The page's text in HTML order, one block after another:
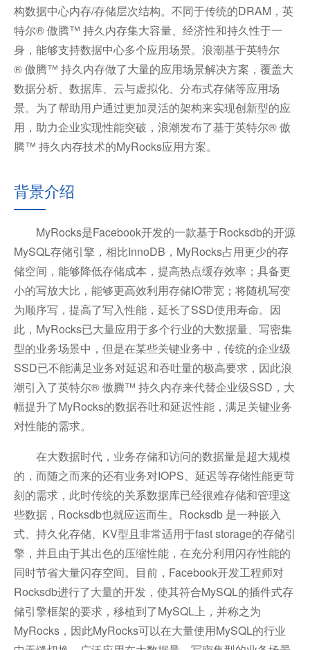
构数据中心内存/存储层次结构。不同于传统的DRAM，英
特尔® 傲腾™ 持久内存集大容量、经济性和持久性于一
身，能够支持数据中心多个应用场景。浪潮基于英特尔
® 傲腾™ 持久内存做了大量的应用场景解决方案，覆盖大
数据分析、数据库、云与虚拟化、分布式存储等应用场
景。为了帮助用户通过更加灵活的架构来实现创新型的应
用，助力企业实现性能突破，浪潮发布了基于英特尔® 傲
腾™ 持久内存技术的MyRocks应用方案。
背景介绍
MyRocks是Facebook开发的一款基于Rocksdb的开源
MySQL存储引擎，相比InnoDB，MyRocks占用更少的存
储空间，能够降低存储成本，提高热点缓存效率；具备更
小的写放大比，能够更高效利用存储IO带宽；将随机写变
为顺序写，提高了写入性能，延长了SSD使用寿命。因
此，MyRocks已大量应用于多个行业的大数据量、写密集
型的业务场景中，但是在某些关键业务中，传统的企业级
SSD已不能满足业务对延迟和吞吐量的极高要求，因此浪
潮引入了英特尔® 傲腾™ 持久内存来代替企业级SSD，大
幅提升了MyRocks的数据吞吐和延迟性能，满足关键业务
对性能的需求。
在大数据时代，业务存储和访问的数据量是超大规模
的，而随之而来的还有业务对IOPS、延迟等存储性能更苛
刻的需求，此时传统的关系数据库已经很难存储和管理这
些数据，Rocksdb也就应运而生。Rocksdb 是一种嵌入
式、持久化存储、KV型且非常适用于fast storage的存储引
擎，并且由于其出色的压缩性能，在充分利用闪存性能的
同时节省大量闪存空间。目前，Facebook开发工程师对
Rocksdb进行了大量的开发，使其符合MySQL的插件式存
储引擎框架的要求，移植到了MySQL上，并称之为
MyRocks，因此MyRocks可以在大量使用MySQL的行业